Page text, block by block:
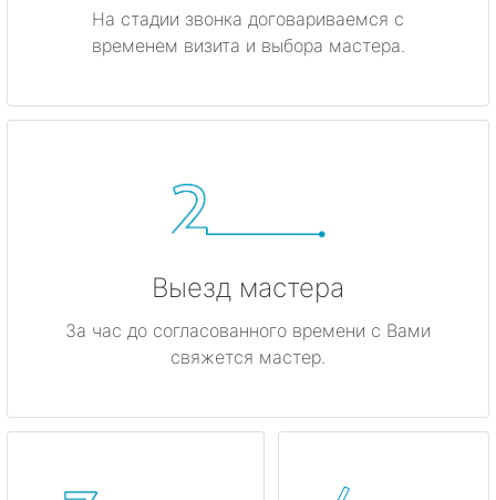
На стадии звонка договариваемся с
временем визита и выбора мастера.
Выезд мастера
За час до согласованного времени с Вами
свяжется мастер.